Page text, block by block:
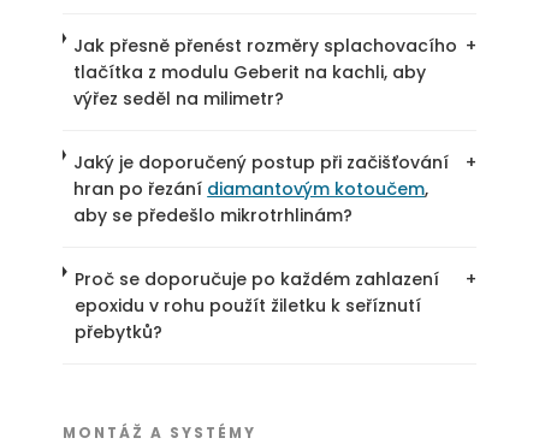
Jak přesně přenést rozměry splachovacího
tlačítka z modulu Geberit na kachli, aby
výřez seděl na milimetr?
+
Jaký je doporučený postup při začišťování
hran po řezání diamantovým kotoučem,
aby se předešlo mikrotrhlinám?
+
Proč se doporučuje po každém zahlazení
epoxidu v rohu použít žiletku k seříznutí
přebytků?
+
MONTÁŽ A SYSTÉMY